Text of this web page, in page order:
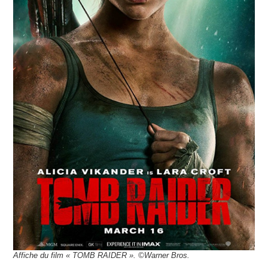
Affiche du film « TOMB RAIDER ». ©Warner Bros.